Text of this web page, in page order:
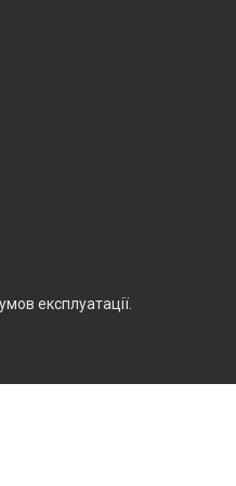
експлуатації.